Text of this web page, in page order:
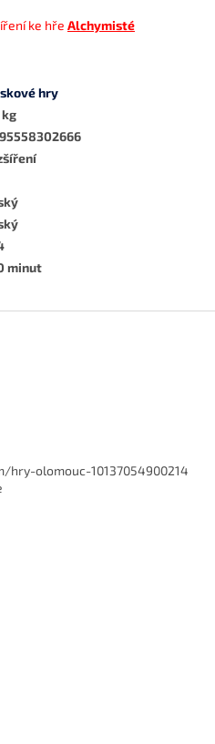
ke hře Alchymisté
hry
kg
minut
olomouc-10137054900214